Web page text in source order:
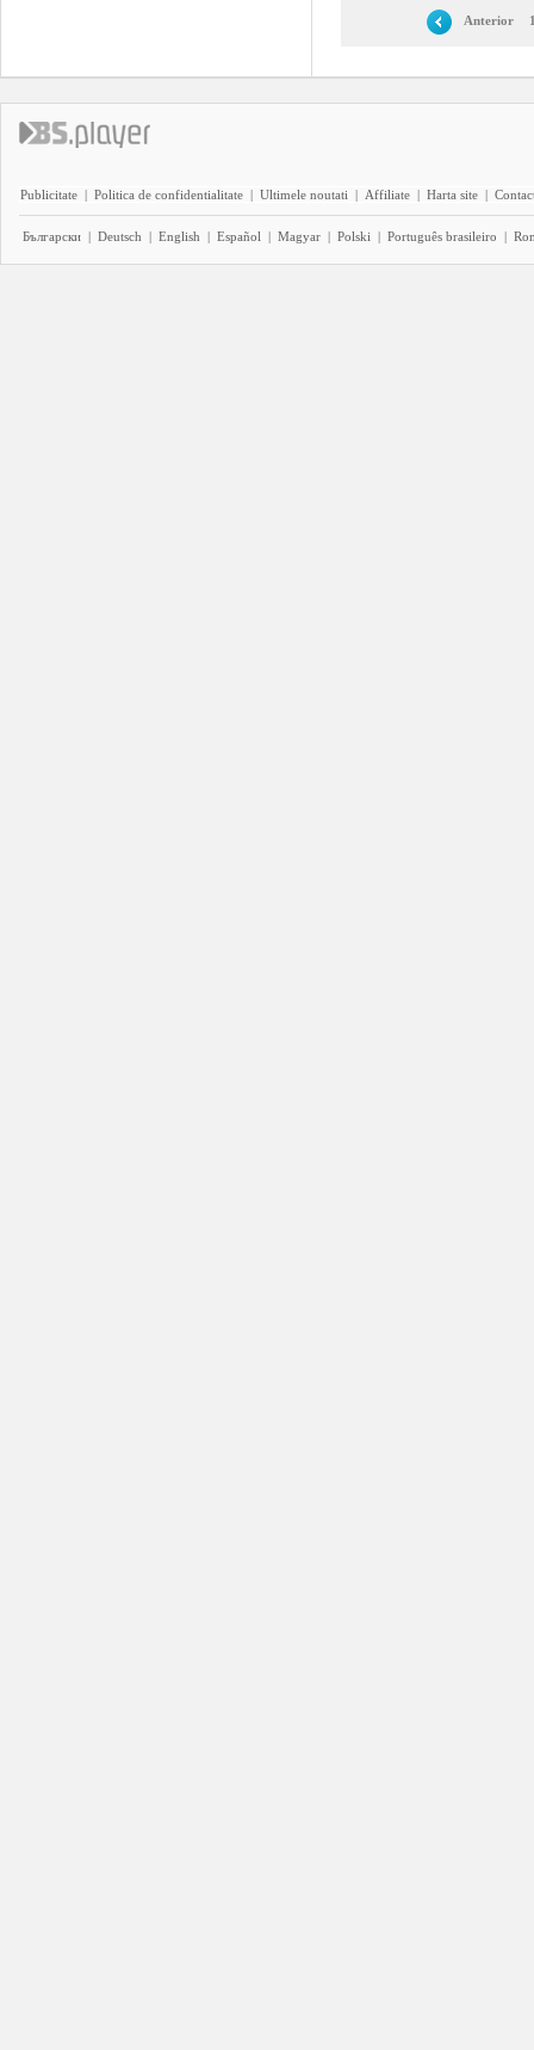
Anterior
Publicitate | Politica de confidentialitate | Ultimele noutati | Affiliate | Harta site |
Български | Deutsch | English | Español | Magyar | Polski | Português brasileiro |